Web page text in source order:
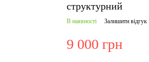
структурний
В наявності Залишити відгук
9 000 грн